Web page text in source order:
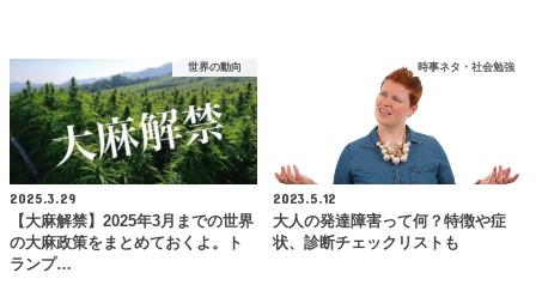
世界の動向
2025.3.29
【大麻解禁】2025年3月までの世界
の大麻政策をまとめておくよ。ト
ランプ…
時事ネタ・社会勉強
2023.5.12
大人の発達障害って何？特徴や症
状、診断チェックリストも